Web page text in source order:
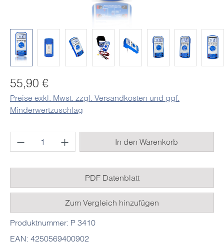
Regulärer Preis:
55,90 €
Preise exkl. Mwst. zzgl. Versandkosten und ggf.
Minderwertzuschlag
Produkt Anzahl: Gib den gewünschten
In den Warenkorb
PDF Datenblatt
Zum Vergleich hinzufügen
Produktnummer: P 3410
EAN: 4250569400902